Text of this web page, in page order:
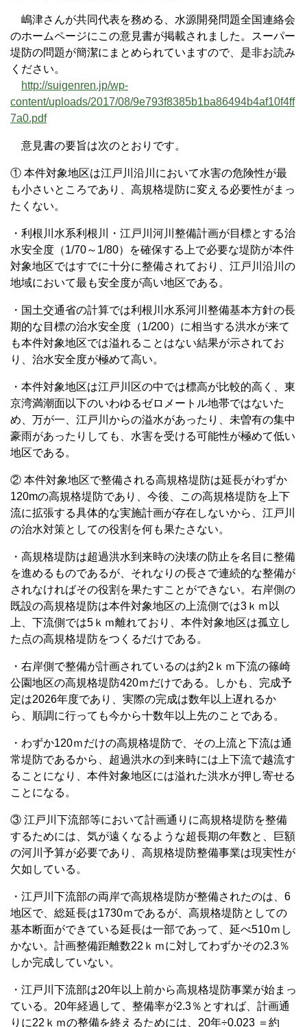
嶋津さんが共同代表を務める、水源開発問題全国連絡会
のホームページにこの意見書が掲載されました。スーパー
堤防の問題が簡潔にまとめられていますので、是非お読み
ください。
http://suigenren.jp/wp-
content/uploads/2017/08/9e793f8385b1ba86494b4af10f4ff
7a0.pdf
意見書の要旨は次のとおりです。
① 本件対象地区は江戸川沿川において水害の危険性が最
も小さいところであり、高規格堤防に変える必要性がまっ
たくない。
・利根川水系利根川・江戸川河川整備計画が目標とする治
水安全度（1/70～1/80）を確保する上で必要な堤防が本件
対象地区ではすでに十分に整備されており、江戸川沿川の
地域において最も安全度が高い地区である。
・国土交通省の計算では利根川水系河川整備基本方針の長
期的な目標の治水安全度（1/200）に相当する洪水が来て
も本件対象地区では溢れることはない結果が示されてお
り、治水安全度が極めて高い。
・本件対象地区は江戸川区の中では標高が比較的高く、東
京湾満潮面以下のいわゆるゼロメートル地帯ではないた
め、万が一、江戸川からの溢水があったり、未曽有の集中
豪雨があったりしても、水害を受ける可能性が極めて低い
地区である。
② 本件対象地区で整備される高規格堤防は延長がわずか
120mの高規格堤防であり、今後、この高規格堤防を上下
流に拡張する具体的な実施計画が存在しないから、江戸川
の治水対策としての役割を何も果たさない。
・高規格堤防は超過洪水到来時の決壊の防止を名目に整備
を進めるものであるが、それなりの長さで連続的な整備が
されなければその役割を果たすことができない。右岸側の
既設の高規格堤防は本件対象地区の上流側では3ｋｍ以
上、下流側では5ｋｍ離れており、本件対象地区は孤立し
た点の高規格堤防をつくるだけである。
・右岸側で整備が計画されているのは約2ｋｍ下流の篠崎
公園地区の高規格堤防420ｍだけである。しかも、完成予
定は2026年度であり、実際の完成は数年以上遅れるか
ら、順調に行っても今から十数年以上先のことである。
・わずか120ｍだけの高規格堤防で、その上流と下流は通
常堤防であるから、超過洪水の到来時には上下流で越流す
ることになり、本件対象地区には溢れた洪水が押し寄せる
ことになる。
③ 江戸川下流部等において計画通りに高規格堤防を整備
するためには、気が遠くなるような超長期の年数と、巨額
の河川予算が必要であり、高規格堤防整備事業は現実性が
欠如している。
・江戸川下流部の両岸で高規格堤防が整備されたのは、6
地区で、総延長は1730ｍであるが、高規格堤防としての
基本断面ができている延長は一部であって、延べ510ｍし
かない。計画整備距離数22ｋｍに対してわずかその2.3％
しか完成していない。
・江戸川下流部は20年以上前から高規格堤防事業が始まっ
ている。20年経過して、整備率が2.3％とすれば、計画通
りに22ｋｍの整備を終えるためには、20年÷0.023 ＝約